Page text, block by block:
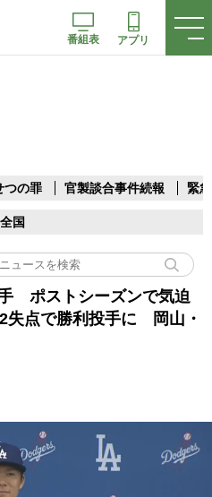
番組表 アプリ
つの罪 官製談合事件続報 緊
全国
ポストシーズンで気迫
点で勝利投手に 岡山・